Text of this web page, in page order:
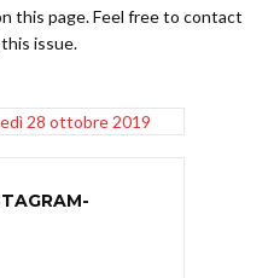
this page. Feel free to contact
issue.
28 ottobre 2019